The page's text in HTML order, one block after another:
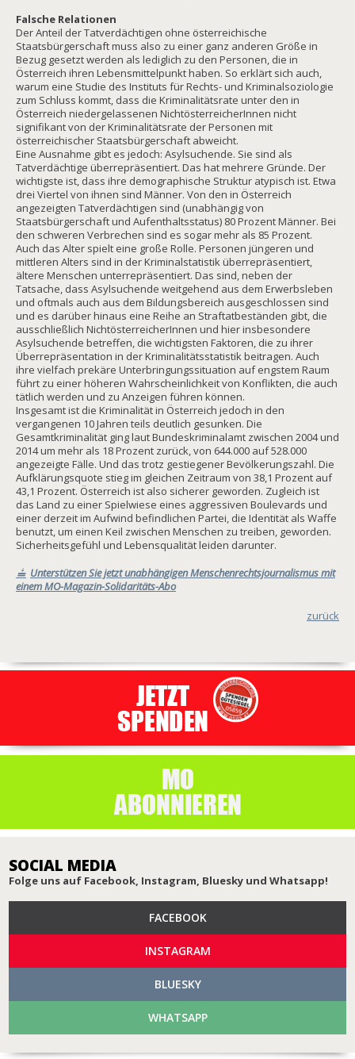
Falsche Relationen
Der Anteil der Tatverdächtigen ohne österreichische
Staatsbürgerschaft muss also zu einer ganz anderen Größe in
Bezug gesetzt werden als lediglich zu den Personen, die in
Österreich ihren Lebensmittelpunkt haben. So erklärt sich auch,
warum eine Studie des Instituts für Rechts- und Kriminalsoziologie
zum Schluss kommt, dass die Kriminalitätsrate unter den in
Österreich niedergelassenen NichtösterreicherInnen nicht
signifikant von der Kriminalitätsrate der Personen mit
österreichischer Staatsbürgerschaft abweicht.
Eine Ausnahme gibt es jedoch: Asylsuchende. Sie sind als
Tatverdächtige überrepräsentiert. Das hat mehrere Gründe. Der
wichtigste ist, dass ihre demographische Struktur atypisch ist. Etwa
drei Viertel von ihnen sind Männer. Von den in Österreich
angezeigten Tatverdächtigen sind (unabhängig von
Staatsbürgerschaft und Aufenthaltsstatus) 80 Prozent Männer. Bei
den schweren Verbrechen sind es sogar mehr als 85 Prozent.
Auch das Alter spielt eine große Rolle. Personen jüngeren und
mittleren Alters sind in der Kriminalstatistik überrepräsentiert,
ältere Menschen unterrepräsentiert. Das sind, neben der
Tatsache, dass Asylsuchende weitgehend aus dem Erwerbsleben
und oftmals auch aus dem Bildungsbereich ausgeschlossen sind
und es darüber hinaus eine Reihe an Straftatbeständen gibt, die
ausschließlich NichtösterreicherInnen und hier insbesondere
Asylsuchende betreffen, die wichtigsten Faktoren, die zu ihrer
Überrepräsentation in der Kriminalitätsstatistik beitragen. Auch
ihre vielfach prekäre Unterbringungssituation auf engstem Raum
führt zu einer höheren Wahrscheinlichkeit von Konflikten, die auch
tätlich werden und zu Anzeigen führen können.
Insgesamt ist die Kriminalität in Österreich jedoch in den
vergangenen 10 Jahren teils deutlich gesunken. Die
Gesamtkriminalität ging laut Bundeskriminalamt zwischen 2004 und
2014 um mehr als 18 Prozent zurück, von 644.000 auf 528.000
angezeigte Fälle. Und das trotz gestiegener Bevölkerungszahl. Die
Aufklärungsquote stieg im gleichen Zeitraum von 38,1 Prozent auf
43,1 Prozent. Österreich ist also sicherer geworden. Zugleich ist
das Land zu einer Spielwiese eines aggressiven Boulevards und
einer derzeit im Aufwind befindlichen Partei, die Identität als Waffe
benutzt, um einen Keil zwischen Menschen zu treiben, geworden.
Sicherheitsgefühl und Lebensqualität leiden darunter.
Unterstützen Sie jetzt unabhängigen Menschenrechtsjournalismus mit
einem MO-Magazin-Solidaritäts-Abo
zurück
SOCIAL MEDIA
Folge uns auf Facebook, Instagram, Bluesky und Whatsapp!
FACEBOOK
INSTAGRAM
BLUESKY
WHATSAPP